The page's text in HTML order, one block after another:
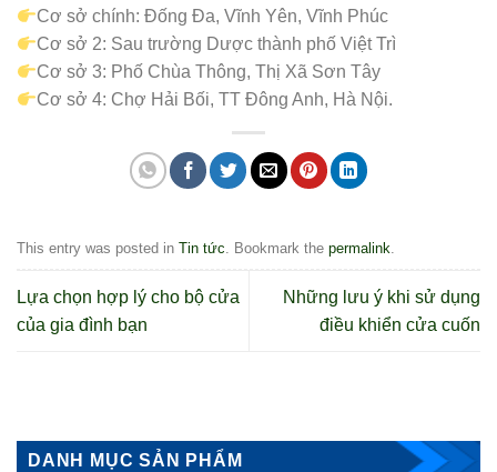
Cơ sở chính: Đống Đa, Vĩnh Yên, Vĩnh Phúc
Cơ sở 2: Sau trường Dược thành phố Việt Trì
Cơ sở 3: Phố Chùa Thông, Thị Xã Sơn Tây
Cơ sở 4: Chợ Hải Bối, TT Đông Anh, Hà Nội.
This entry was posted in Tin tức. Bookmark the permalink.
Lựa chọn hợp lý cho bộ cửa
của gia đình bạn
Những lưu ý khi sử dụng
điều khiển cửa cuốn
DANH MỤC SẢN PHẨM